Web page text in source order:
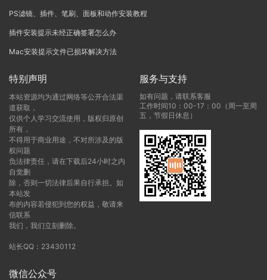
PS滤镜、插件、笔刷、面板和动作安装教程
插件安装提示未经正确签署怎么办
Mac安装提示文件已损坏解决方法
特别声明
本站资源均为通过网络等公开合法渠
道获取，
仅供个人学习交流使用，版权归原创
所有，
不得用于商业用途，不对所涉及的版
权问题
负法律责任，请在下载后24小时之内
自觉删
除，否则一切法律后果自行承担。如
本站发
布的内容若侵犯到您的权益，敬请来
信联系
我们，我们立刻删除。
站长QQ：23430112
服务与支持
如有问题，请联系客服
工作时间10：00-17：00（周一至周
五，节假日休息）
微信公众号